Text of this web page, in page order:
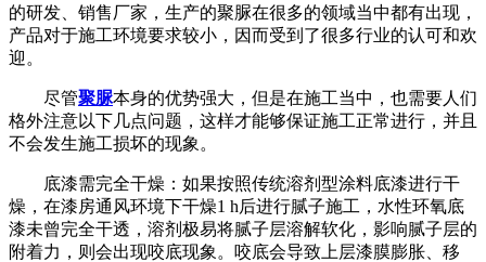
的研发、销售厂家，生产的聚脲在很多的领域当中都有出现，
产品对于施工环境要求较小，因而受到了很多行业的认可和欢
迎。
尽管聚脲本身的优势强大，但是在施工当中，也需要人们
格外注意以下几点问题，这样才能够保证施工正常进行，并且
不会发生施工损坏的现象。
底漆需完全干燥：如果按照传统溶剂型涂料底漆进行干
燥，在漆房通风环境下干燥1 h后进行腻子施工，水性环氧底
漆未曾完全干透，溶剂极易将腻子层溶解软化，影响腻子层的
附着力，则会出现咬底现象。咬底会导致上层漆膜膨胀、移